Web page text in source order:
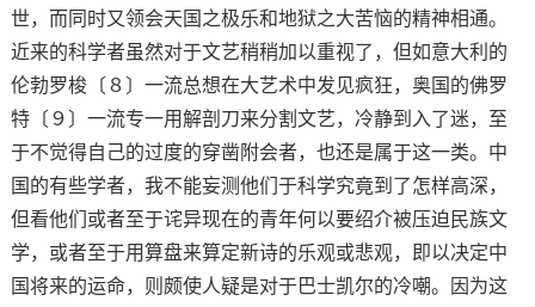
世，而同时又领会天国之极乐和地狱之大苦恼的精神相通。
近来的科学者虽然对于文艺稍稍加以重视了，但如意大利的
伦勃罗梭〔８〕一流总想在大艺术中发见疯狂，奥国的佛罗
特〔９〕一流专一用解剖刀来分割文艺，冷静到入了迷，至
于不觉得自己的过度的穿凿附会者，也还是属于这一类。中
国的有些学者，我不能妄测他们于科学究竟到了怎样高深，
但看他们或者至于诧异现在的青年何以要绍介被压迫民族文
学，或者至于用算盘来算定新诗的乐观或悲观，即以决定中
国将来的运命，则颇使人疑是对于巴士凯尔的冷嘲。因为这